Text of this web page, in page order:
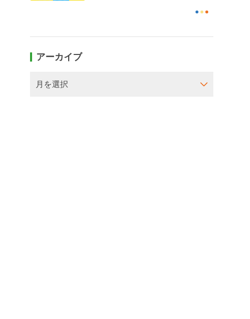
アーカイブ